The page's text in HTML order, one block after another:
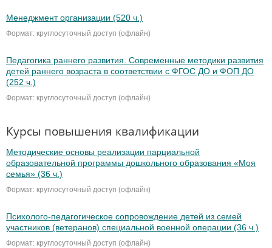
Менеджмент организации (520 ч.)
Формат: круглосуточный доступ (офлайн)
Педагогика раннего развития. Современные методики развития
детей раннего возраста в соответствии с ФГОС ДО и ФОП ДО
(252 ч.)
Формат: круглосуточный доступ (офлайн)
Курсы повышения квалификации
Методические основы реализации парциальной
образовательной программы дошкольного образования «Моя
семья» (36 ч.)
Формат: круглосуточный доступ (офлайн)
Психолого-педагогическое сопровождение детей из семей
участников (ветеранов) специальной военной операции (36 ч.)
Формат: круглосуточный доступ (офлайн)